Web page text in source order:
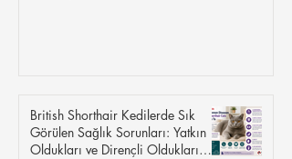
British Shorthair Kedilerde Sık
Görülen Sağlık Sorunları: Yatkın
Oldukları ve Dirençli Oldukları